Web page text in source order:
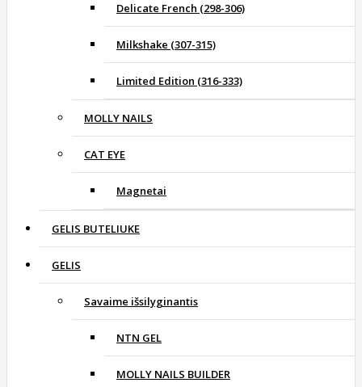
Delicate French (298-306)
Milkshake (307-315)
Limited Edition (316-333)
MOLLY NAILS
CAT EYE
Magnetai
GELIS BUTELIUKE
GELIS
Savaime išsilyginantis
NTN GEL
MOLLY NAILS BUILDER